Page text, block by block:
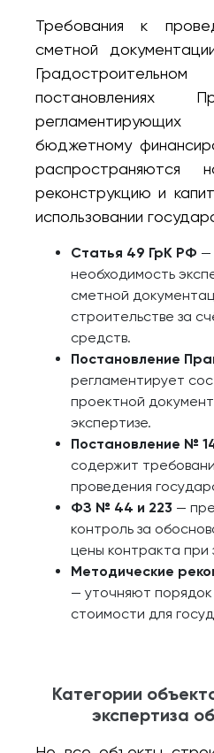
Требования к
сметной
постановлениях
бюджетному
распространяются
реконструкцию и
использовании
Статья 49 ГрК РФ —
необходимость
сметной
строительстве за
средств.
Постановление
регламентирует
проектной
экспертизе.
Постановление №
содержит
проведения
ФЗ № 44 и 223 —
контроль за
цены контракта при
Методические
— уточняют
стоимости для
Категории
экспертиза